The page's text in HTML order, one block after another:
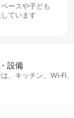
ースや子ども
ています
設⁠備
、キッチン、Wi-Fi